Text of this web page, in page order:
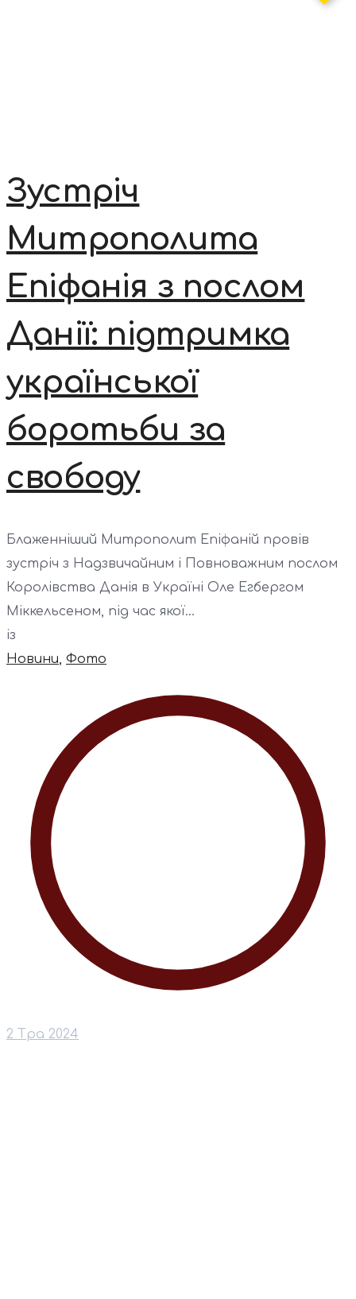
Зустріч
Митрополита
Епіфанія з послом
Данії: підтримка
української
боротьби за
свободу
Блаженніший Митрополит Епіфаній провів
зустріч з Надзвичайним і Повноважним послом
Королівства Данія в Україні Оле Егбергом
Міккельсеном, під час якої...
із
Новини, Фото
2 Тра 2024